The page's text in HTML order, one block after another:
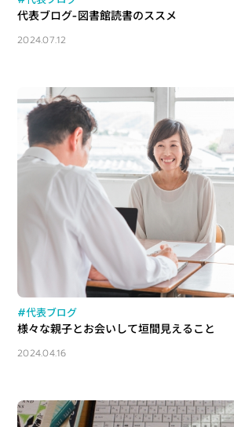
代表ブログ-図書館読書のススメ
2024.07.12
#代表ブログ
様々な親子とお会いして垣間見えること
2024.04.16